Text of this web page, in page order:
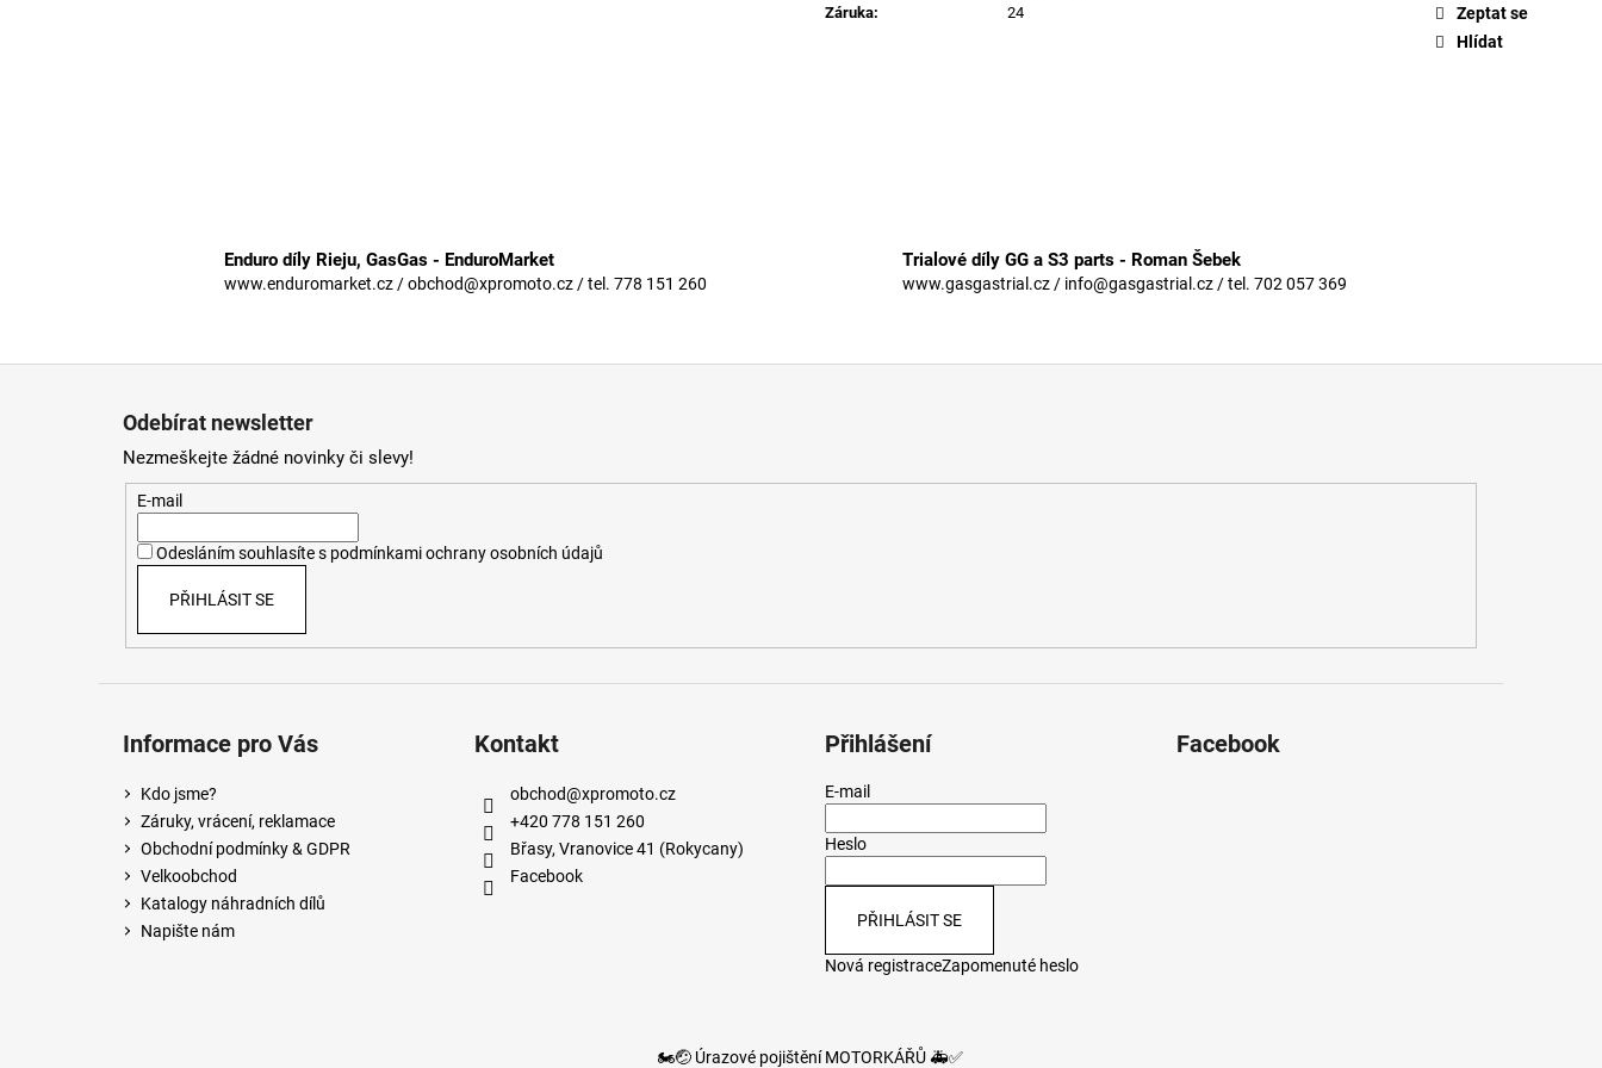
Záruka: 24
Zeptat se
Hlídat
Enduro díly Rieju, GasGas - EnduroMarket
www.enduromarket.cz / obchod@xpromoto.cz / tel. 778 151 260
Trialové díly GG a S3 parts - Roman Šebek
www.gasgastrial.cz / info@gasgastrial.cz / tel. 702 057 369
Odebírat newsletter
Nezmeškejte žádné novinky či slevy!
E-mail
Odesláním souhlasíte s podmínkami ochrany osobních údajů
PŘIHLÁSIT SE
Informace pro Vás
Kdo jsme?
Záruky, vrácení, reklamace
Obchodní podmínky & GDPR
Velkoobchod
Katalogy náhradních dílů
Napište nám
Kontakt
obchod@xpromoto.cz
+420 778 151 260
Břasy, Vranovice 41 (Rokycany)
Facebook
Přihlášení
E-mail
Heslo
PŘIHLÁSIT SE
Nová registraceZapomenuté heslo
Facebook
🏍️🤕 Úrazové pojištění MOTORKÁŘŮ 🚑✅